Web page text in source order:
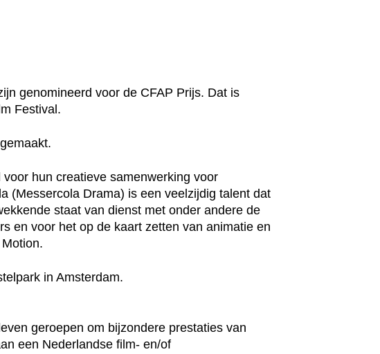
genomineerd voor de CFAP Prijs. Dat is
Festival.
hun creatieve samenwerking voor
(Messercola Drama) is een veelzijdig talent dat
staat van dienst met onder andere de
en voor het op de kaart zetten van animatie en
in Amsterdam.
geroepen om bijzondere prestaties van
een Nederlandse film- en/of